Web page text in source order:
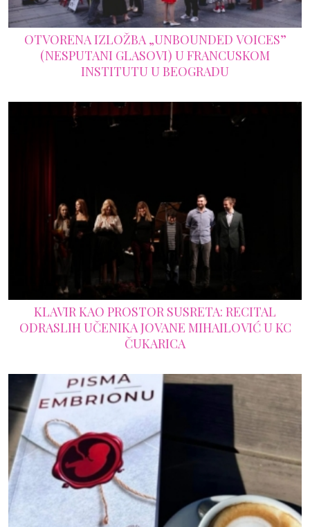
OTVORENA IZLOŽBA „UNBOUNDED VOICES”
(NESPUTANI GLASOVI) U FRANCUSKOM
INSTITUTU U BEOGRADU
KLAVIR KAO PROSTOR SUSRETA: RECITAL
ODRASLIH UČENIKA JOVANE MIHAILOVIĆ U KC
ČUKARICA